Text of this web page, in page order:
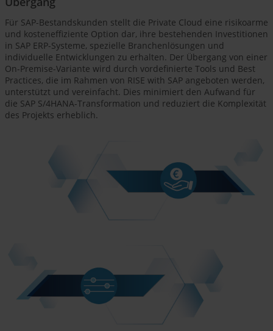
Für SAP-Bestandskunden stellt die Private Cloud eine risikoarme
und kosteneffiziente Option dar, ihre bestehenden Investitionen
in SAP ERP-Systeme, spezielle Branchenlösungen und
individuelle Entwicklungen zu erhalten. Der Übergang von einer
On-Premise-Variante wird durch vordefinierte Tools und Best
Practices, die im Rahmen von RISE with SAP angeboten werden,
unterstützt und vereinfacht. Dies minimiert den Aufwand für
die SAP S/4HANA-Transformation und reduziert die Komplexität
des Projekts erheblich.